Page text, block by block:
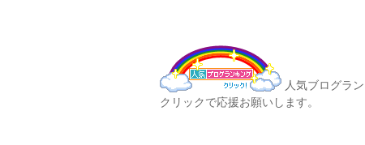
人気ブログラ
クリックで応援お願いします。